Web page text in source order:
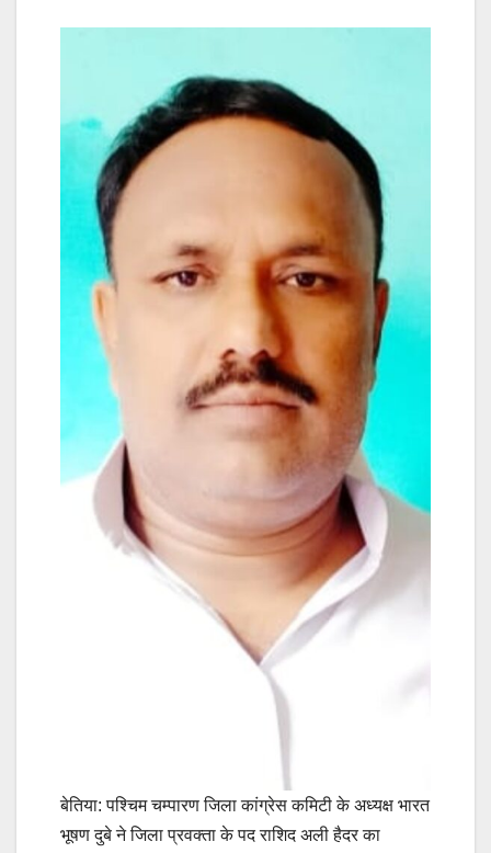
बेतिया: पश्चिम चम्पारण जिला कांग्रेस कमिटी के अध्यक्ष भारत
भूषण दुबे ने जिला प्रवक्ता के पद राशिद अली हैदर का